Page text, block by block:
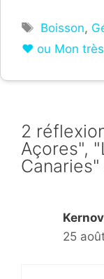
Étiquettes
Boisson,
❤ ou Mon
2
Açores",
25